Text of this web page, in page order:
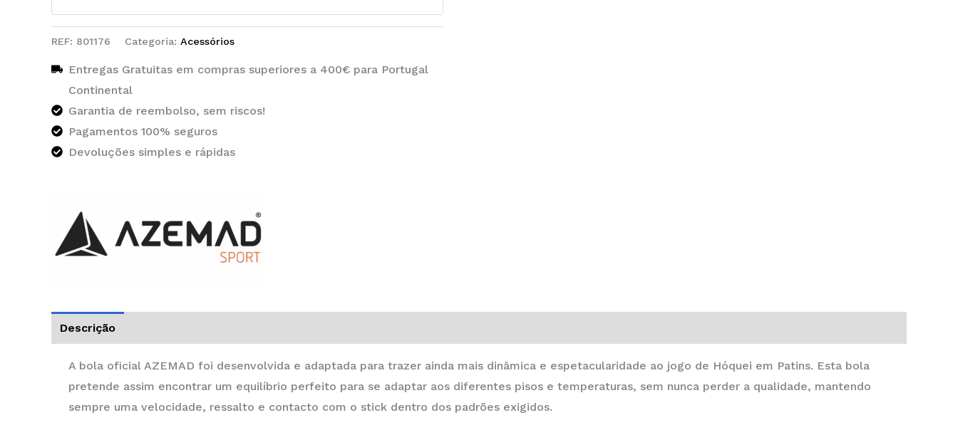
REF: 801176 Categoria: Acessórios
Entregas Gratuitas em compras superiores a 400€ para Portugal
Continental
Garantia de reembolso, sem riscos!
Pagamentos 100% seguros
Devoluções simples e rápidas
Descrição
A bola oficial AZEMAD foi desenvolvida e adaptada para trazer ainda mais dinâmica e espetacularidade ao jogo de Hóquei em Patins. Esta bola
pretende assim encontrar um equilíbrio perfeito para se adaptar aos diferentes pisos e temperaturas, sem nunca perder a qualidade, mantendo
sempre uma velocidade, ressalto e contacto com o stick dentro dos padrões exigidos.